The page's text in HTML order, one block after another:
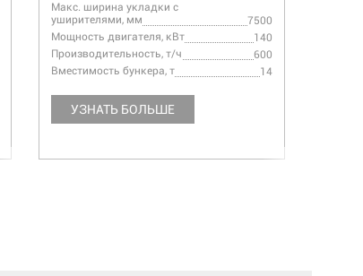
Макс. ширина укладки с
уширителями, мм
7500
Мощность двигателя, кВт
140
Производительность, т/ч
600
Вместимость бункера, т
14
УЗНАТЬ БОЛЬШЕ